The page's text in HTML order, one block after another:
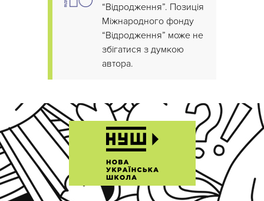
“Відродження”. Позиція
Міжнародного фонду
“Відродження” може не
збігатися з думкою
автора.